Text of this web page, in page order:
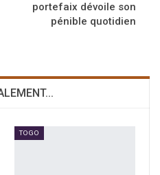
portefaix dévoile son
pénible quotidien
TOGO